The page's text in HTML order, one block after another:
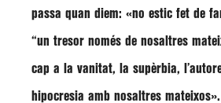
passa quan diem: «no estic fet de
“un tresor només de nosaltres
cap a la vanitat, la supèrbia,
hipocresia amb nosaltres mateixos»